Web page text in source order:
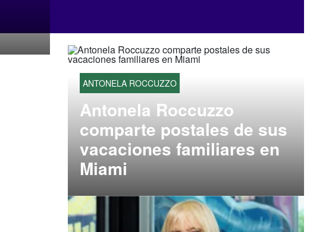
ANTONELA ROCCUZZO
Antonela Roccuzzo
comparte postales de sus
vacaciones familiares en
Miami